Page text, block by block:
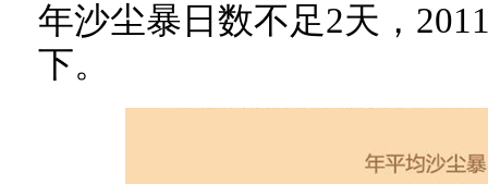
年沙尘暴日数不足2天，
下。